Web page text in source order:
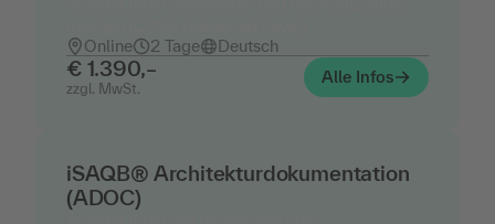
Online
2 Tage Deutsch
€ 1.390,–
zzgl. MwSt.
Alle Infos
iSAQB® Architekturdokumentation
(ADOC)